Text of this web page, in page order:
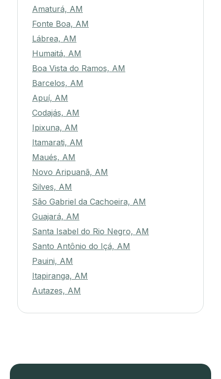
Amaturá, AM
Fonte Boa, AM
Lábrea, AM
Humaitá, AM
Boa Vista do Ramos, AM
Barcelos, AM
Apuí, AM
Codajás, AM
Ipixuna, AM
Itamarati, AM
Maués, AM
Novo Aripuanã, AM
Silves, AM
São Gabriel da Cachoeira, AM
Guajará, AM
Santa Isabel do Rio Negro, AM
Santo Antônio do Içá, AM
Pauini, AM
Itapiranga, AM
Autazes, AM